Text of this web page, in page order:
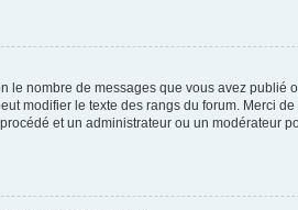
nombre de messages que vous avez
modifier le texte des rangs du forum. Merci
et un administrateur ou un modérateur